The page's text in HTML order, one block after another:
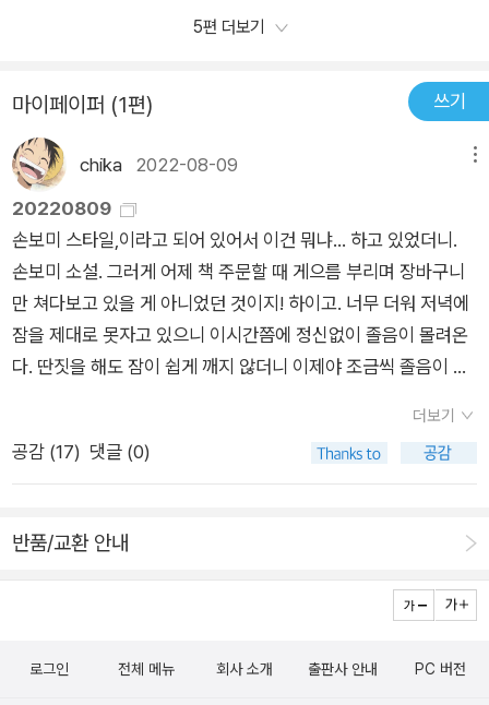
램이 있다.​언어적인 접근이 자유로워서 영어와 한국어가편안하
어짐이 분명해보인다.​책이 한 권의 세계라는 멋진 말에 공감하는
바이다.​뭐든 쉽게 가려고 하면 머릿 속에 꼼수를 부리게 마련이기
에좀 어렵고 복잡하더라도 영어 원서를 읽는 편이 핵심을 가로지
르는 내공을 쌓아가는 길일테니까.​좀 더 구체적인 공부법에 대한
방법적인 부분은책 속에서 더 깊이 다루고 있다.​나에게선 반복되
고 있는 게으름에서 벗어나다시 영어 공부를 해야할 이유를 찾고
좀 더 젋은 시야과 세계를 경험할 기대를 가지게 만들어줘서 참
고마운 책이었다.​다시 마지막 영어 공부를 시작해볼까..​​​​​[이 글은
출판사로부터 도서를 협찬받아 주관적인 견해에 의해 작성했습
니다.]
다. 그 다음 일본 유학생활 ,영어를 하게 된계기등을 보면서 영어
대적으로 중요하다는 것을 느껴본 시간이였다. * 본 리뷰는 업체
에서 무상으로 제공받아 작성된 후기 입니다.
구하고', '더욱이', '이와는 달리', '반면에', '다시 말해', '따라서' 등의
이런 말들이 문장을 더욱 촘촘하게 연결해 농도를 더해줍니다.p.
101미국에서 사용하는 교과서 외에도, 중고등학교 과정의 주요
개념을 책으로 엮은 <Big Fat Notebook> 시리즈도 추천합니
다. 지극히 영어권다운 논리가 곳곳에 엿보이지만, 유학을 준비하
는 중고등학생이라면 필히 알아야 할 과목별 핵심 개념을 잘 정리
해 놨어요. 예비 유학생뿐만 아니라 영어를 공부하는 성인도 틈틈
이 펼쳐 보며 개념과 용어를 익히면 좋습니다.저자는 네이티브 영
어의 미덕은 화려한 발음과 빠르기에 있는 것이 아니라 쉬운 영어
에 있다고 말했다. 이 책은 OTT, 유튜브 등 범람하는 콘텐츠를 영
어공부에 활용하는 방법은 물론 그동안 가지고 있던 영어공부에
고 영어 초보자를 위한 마인드셋을 이야기하고 있다. 2장 ‘덕질로
책, 영화, SNS를 통해 현지에서 쓰이는 ‘살아 있는’ 영어를 배우
는 방법에 대해 소개했다.또한 자신에게 맞는 교재와 공부법은 어
떻게 찾을 수 있는지, 찾았다면 어떻게 활용하면 좋을지에 대해서
도 설명했다. 3장 ‘뻔하지만 그래도 시작이 반이다’에서는 초보자
하지 않고 또 자신감도 가지고 꾸준히 배운다면 분명 영어를 잘하
그저 적절하게 내 인생에 써먹으면 되는 거다.꼭 활발하고 진취적
으로 영어 하나에만 매달릴 필요는 없다.영어도 하고 싶고 프랑스
어도 하고 싶고 이탈리아어도 조금 하고 싶다고 해서 동시에 여러
언어를 공부하는 건 욕심이다.나처럼 전부 포기하게 된다.먼저 자
신 있는 언어를 하나 확실하게 만들어놓는 게 활용하기 훨씬 좋
다.책을 많이 읽는 것보다 책 1~2권을 읽더라도 천천히 내 것으
로 만드는 편이 좋다.문법 문제의 경우에도 한국 사람이 자주 틀
리는 문제 유형은 정해져 있다.한국 사람이 자주 틀리는 문법은
한국 문법 책과 문제집에 다 있으니 문제를 최대한 많이 풀면서
것도 중요하지만 확실한 자기 무기가 있어야 특별해지고 이렇게
특별해진 사람이 성공할 수 있다고 했다.영어는 말하기, 듣기, 읽
기, 쓰기 네 가지 요소로 구분된다.일단 어느 한 항목도 0점이어
올려놓아야 한다.어느 수준 이상으로 올라가면 벽에 부딪히게 된
그리고 내가 생성하는 말하기와 쓰기로 구분되어 따로따로 발전
자니 입이 떨어지지 않는다거나 내 생각을 말로 표현하는 데는 문
듯이 영어도 자연스럽게 접근해야 하는 방법을 전해주는 것 같습
며 영어에 관해서 지금까지 보고 들은 각종 경험담을 생새하게 전
해주며 우리가 영어 학습에서 놓치고 있던 부분이나 영어를 전문
적으로 연구하지 않으면 알기 쉽지 않은 내용들을 일반인 독자들
에게 이해하기 쉽고 아주 친근한 어조로 차근차근 설명해 주고 있
어요. ^^​아무래도 저자 통역사분이 현지에서 영어와 직접 마주하
는 직업을 가지고 계시다 보니, 한국식 영문법서나 어휘 책에서는
찾기 어려운 어휘들도 알려 주시더라고요. 네이티브들이 자주 사
용하는 어휘들과 관용적 표현들을 확인할 수 있는 코너들이 이 책
에서는 꽤 많이 찾아볼 수 있어요.​지금까지 영어를 공부하고 싶어
했지만 주저하셨던 분들이나, 영어를 스스로 생각하기에 어느정
도 알고 있다고 생각하더라도, 이 책을 한 번 읽어 보시면 영어를
고 생각합니다. 저는 영어를 지속적으로 공부하고 가르치는 일을
라는 언어를 공부함에 있어서 간과하고 있던 점이나 제게는 보이
습니다. ^^​​​​​* 이 리뷰는 출판사로부터 책을 증정 받아 직접 읽어본
5편 더보기
마이페이퍼 (1편) 쓰기
chika 2022-08-09
20220809
손보미 스타일,이라고 되어 있어서 이건 뭐냐... 하고 있었더니.
손보미 소설. 그러게 어제 책 주문할 때 게으름 부리며 장바구니
만 쳐다보고 있을 게 아니었던 것이지! 하이고. 너무 더워 저녁에
잠을 제대로 못자고 있으니 이시간쯤에 정신없이 졸음이 몰려온
다. 딴짓을 해도 잠이 쉽게 깨지 않더니 이제야 조금씩 졸음이 도
계에 혹,해서 장바구니에 쌓인 책들을 서둘러 주문...하다가 잠깐
타이밍을 놓쳤더니 이미 시계는 품절이 되어버렸고. 튜브 빼고.
읽을 신간은 쌓여있는데. 아, 또 졸려. 가장 좋은 것을 너에게 줄
의 순간, 그리고 무너진 마음을 일으키고 아물게 하는 사람의 온
기와 다정을 모은 에세이다. 저자의 동반자인 이승원 작가의 사진
이 잔잔한 감동과 위로를 건넨다. 매일을 헤엄치는 법/ 미술 크리
자전적인 이야기를 담았다. 퇴사 이후 가난과 외로움으로 바닥을
더보기
공감 (17) 댓글 (0)
반품/교환 안내
로그인 전체 메뉴 회사 소개 출판사 안내 PC 버전